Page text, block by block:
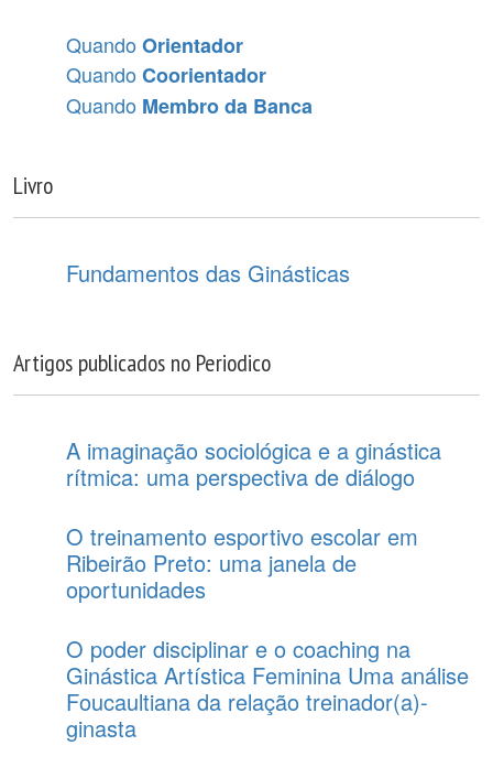
Quando Orientador
Quando Coorientador
Quando Membro da Banca
Livro
Fundamentos das Ginásticas
Artigos publicados no Periodico
A imaginação sociológica e a ginástica
rítmica: uma perspectiva de diálogo
O treinamento esportivo escolar em
Ribeirão Preto: uma janela de
oportunidades
O poder disciplinar e o coaching na
Ginástica Artística Feminina Uma análise
Foucaultiana da relação treinador(a)-
ginasta